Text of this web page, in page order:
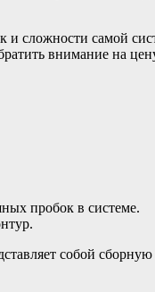
и сложности самой
внимание на
пробок в системе.
собой